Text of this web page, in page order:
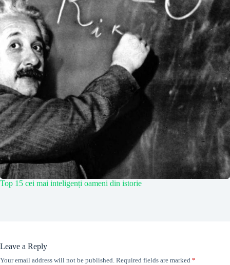
Top 15 cei mai inteligenți oameni din istorie
Leave a Reply
Your email address will not be published. Required fields are marked *